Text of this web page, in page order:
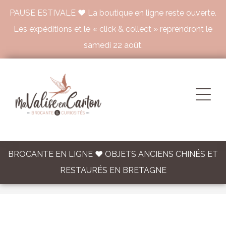
PAUSE ESTIVALE ♥ La boutique en ligne reste ouverte.
Les expéditions et le « click & collect » reprendront le
samedi 22 août.
BROCANTE EN LIGNE ♥ OBJETS ANCIENS CHINÉS ET
RESTAURÉS EN BRETAGNE